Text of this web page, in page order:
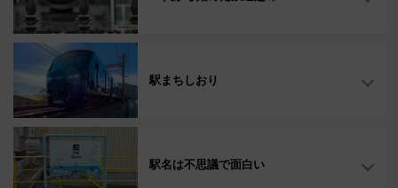
駅まちしおり
駅名は不思議で面白い